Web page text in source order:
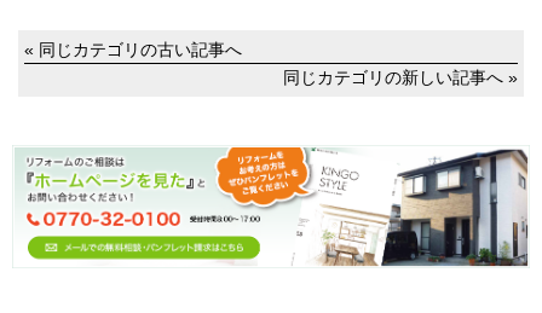
« 同じカテゴリの古い記事へ
同じカテゴリの新しい記事へ »